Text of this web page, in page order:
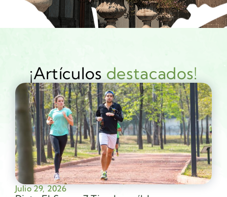
¡Artículos destacados!
Julio 29, 2026